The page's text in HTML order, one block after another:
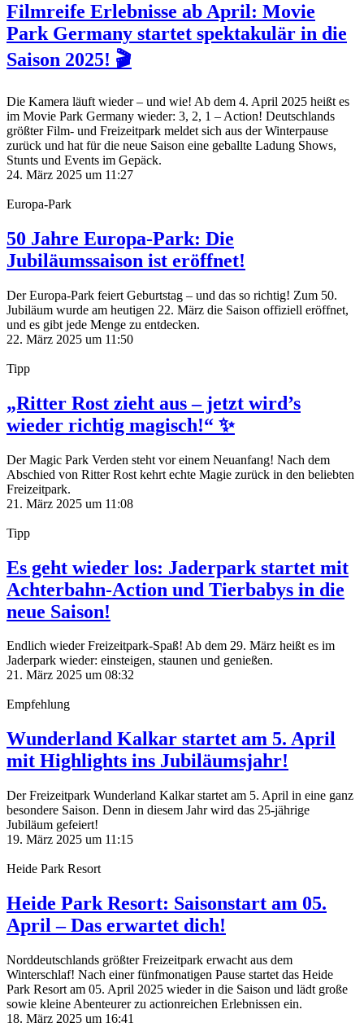
Filmreife Erlebnisse ab April: Movie
Park Germany startet spektakulär in die
Saison 2025! 🎬
Die Kamera läuft wieder – und wie! Ab dem 4. April 2025 heißt es
im Movie Park Germany wieder: 3, 2, 1 – Action! Deutschlands
größter Film- und Freizeitpark meldet sich aus der Winterpause
zurück und hat für die neue Saison eine geballte Ladung Shows,
Stunts und Events im Gepäck.
24. März 2025 um 11:27
Europa-Park
50 Jahre Europa-Park: Die
Jubiläumssaison ist eröffnet!
Der Europa-Park feiert Geburtstag – und das so richtig! Zum 50.
Jubiläum wurde am heutigen 22. März die Saison offiziell eröffnet,
und es gibt jede Menge zu entdecken.
22. März 2025 um 11:50
Tipp
„Ritter Rost zieht aus – jetzt wird’s
wieder richtig magisch!“ ✨
Der Magic Park Verden steht vor einem Neuanfang! Nach dem
Abschied von Ritter Rost kehrt echte Magie zurück in den beliebten
Freizeitpark.
21. März 2025 um 11:08
Tipp
Es geht wieder los: Jaderpark startet mit
Achterbahn-Action und Tierbabys in die
neue Saison!
Endlich wieder Freizeitpark-Spaß! Ab dem 29. März heißt es im
Jaderpark wieder: einsteigen, staunen und genießen.
21. März 2025 um 08:32
Empfehlung
Wunderland Kalkar startet am 5. April
mit Highlights ins Jubiläumsjahr!
Der Freizeitpark Wunderland Kalkar startet am 5. April in eine ganz
besondere Saison. Denn in diesem Jahr wird das 25-jährige
Jubiläum gefeiert!
19. März 2025 um 11:15
Heide Park Resort
Heide Park Resort: Saisonstart am 05.
April – Das erwartet dich!
Norddeutschlands größter Freizeitpark erwacht aus dem
Winterschlaf! Nach einer fünfmonatigen Pause startet das Heide
Park Resort am 05. April 2025 wieder in die Saison und lädt große
sowie kleine Abenteurer zu actionreichen Erlebnissen ein.
18. März 2025 um 16:41